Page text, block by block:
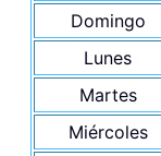
Domingo
Lunes
Martes
Miércoles